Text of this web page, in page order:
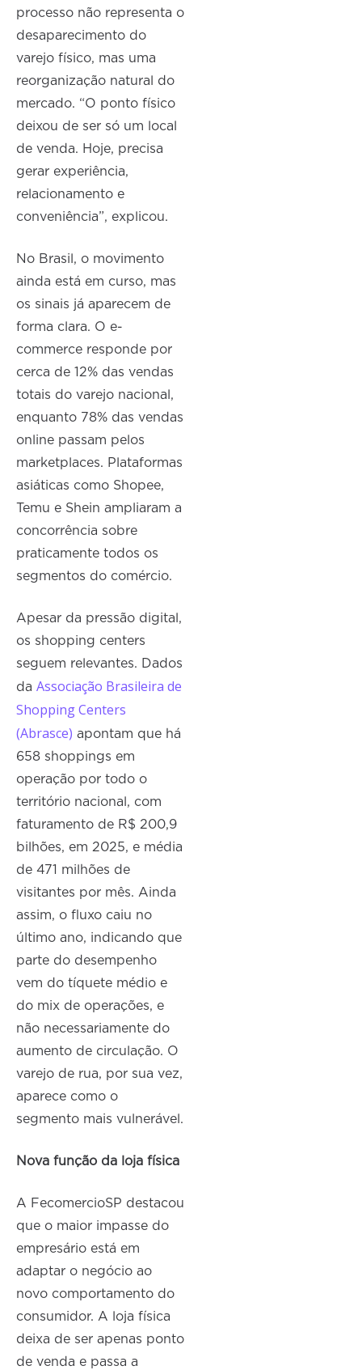
processo não representa o
desaparecimento do
varejo físico, mas uma
reorganização natural do
mercado. “O ponto físico
deixou de ser só um local
de venda. Hoje, precisa
gerar experiência,
relacionamento e
conveniência”, explicou.
No Brasil, o movimento
ainda está em curso, mas
os sinais já aparecem de
forma clara. O e-
commerce responde por
cerca de 12% das vendas
totais do varejo nacional,
enquanto 78% das vendas
online passam pelos
marketplaces. Plataformas
asiáticas como Shopee,
Temu e Shein ampliaram a
concorrência sobre
praticamente todos os
segmentos do comércio.
Apesar da pressão digital,
os shopping centers
seguem relevantes. Dados
daAssociação Brasileira de
Shopping Centers
(Abrasce) apontam que há
658 shoppings em
operação por todo o
território nacional, com
faturamento de R$ 200,9
bilhões, em 2025, e média
de 471 milhões de
visitantes por mês. Ainda
assim, o fluxo caiu no
último ano, indicando que
parte do desempenho
vem do tíquete médio e
do mix de operações, e
não necessariamente do
aumento de circulação. O
varejo de rua, por sua vez,
aparece como o
segmento mais vulnerável.
Nova função da loja física
A FecomercioSP destacou
que o maior impasse do
empresário está em
adaptar o negócio ao
novo comportamento do
consumidor. A loja física
deixa de ser apenas ponto
de venda e passa a